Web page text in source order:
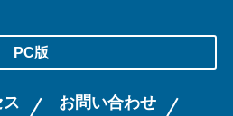
PC版
お問い合わせ